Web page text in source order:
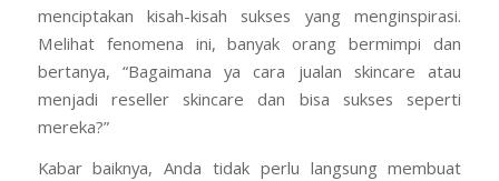
menciptakan kisah-kisah sukses yang menginspirasi.
Melihat fenomena ini, banyak orang bermimpi dan
bertanya, “Bagaimana ya cara jualan skincare atau
menjadi reseller skincare dan bisa sukses seperti
mereka?”
Kabar baiknya, Anda tidak perlu langsung membuat